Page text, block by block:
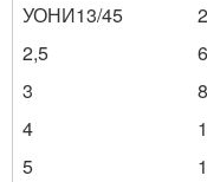
УОНИ13/45
2
2,5
3
4
5